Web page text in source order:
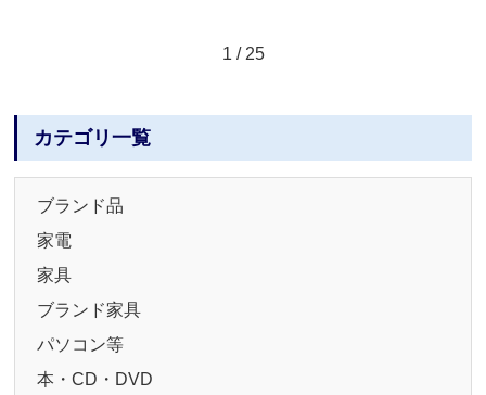
1 / 25
カテゴリ一覧
ブランド品
家電
家具
ブランド家具
パソコン等
本・CD・DVD